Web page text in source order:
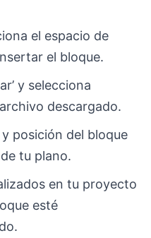
el espacio de
el bloque.
y selecciona
descargado.
posición del bloque
tu plano.
en tu proyecto
esté